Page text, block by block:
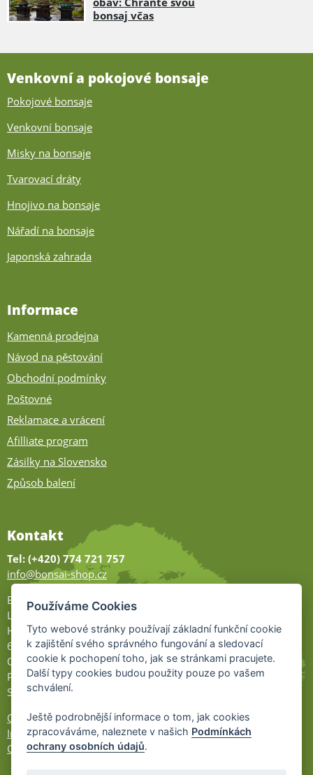
bonsaj včas
Venkovní a pokojové bonsaje
Pokojové bonsaje
Venkovní bonsaje
Misky na bonsaje
Tvarovací dráty
Hnojivo na bonsaje
Nářadí na bonsaje
Japonská zahrada
Informace
Kamenná prodejna
Návod na pěstování
Obchodní podmínky
Poštovné
Reklamace a vrácení
Afilliate program
Zásilky na Slovensko
Způsob balení
Kontakt
Tel: (+420) 774 721 757
info@bonsai-shop.cz
Bonsai-shop
Legionářů 2
Hodonín
695 01
Otevřeno:
Po-Pá 9-17
So 9-11:30
Ochrana osobních údajů
Informace UKZÚZ
Cookies
Používáme Cookies
Tyto webové stránky používají základní funkční cookie
k zajištění svého správného fungování a sledovací
cookie k pochopení toho, jak se stránkami pracujete.
Další typy cookies budou použity pouze po vašem
schválení.
Ještě podrobnější informace o tom, jak cookies
zpracováváme, naleznete v našich Podmínkách
ochrany osobních údajů.